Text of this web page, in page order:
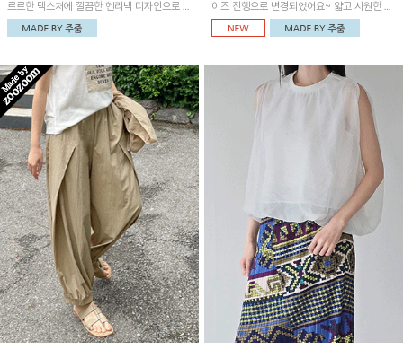
르르한 텍스처에 깔끔한 헨리넥 디자인으로 제
작된 블라우스예요~볼륨감있는 소매 셔링과
세련된 나염패턴으로 유니크한 매력 UP!
이즈 진행으로 변경되었어요~ 얇고 시원한 원
단으로 제작된 와이드팬츠! 베이직한 디자인으
로 코디 활용도가 높은 아이템이에요~